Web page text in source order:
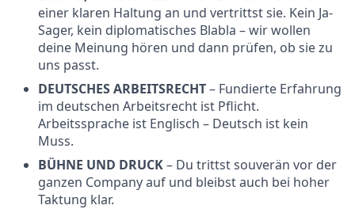
einer klaren Haltung an und vertrittst sie. Kein Ja-
Sager, kein diplomatisches Blabla – wir wollen
deine Meinung hören und dann prüfen, ob sie zu
uns passt.
DEUTSCHES ARBEITSRECHT– Fundierte Erfahrung
im deutschen Arbeitsrecht ist Pflicht.
Arbeitssprache ist Englisch – Deutsch ist kein
Muss.
BÜHNE UND DRUCK– Du trittst souverän vor der
ganzen Company auf und bleibst auch bei hoher
Taktung klar.